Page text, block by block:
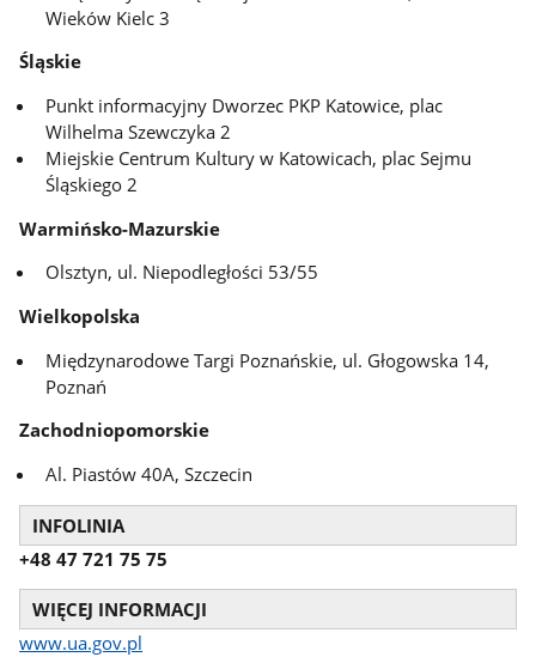
Wieków Kielc 3
Śląskie
Punkt informacyjny Dworzec PKP Katowice, plac
Wilhelma Szewczyka 2
Miejskie Centrum Kultury w Katowicach, plac Sejmu
Śląskiego 2
Warmińsko-Mazurskie
Olsztyn, ul. Niepodległości 53/55
Wielkopolska
Międzynarodowe Targi Poznańskie, ul. Głogowska 14,
Poznań
Zachodniopomorskie
Al. Piastów 40A, Szczecin
INFOLINIA
+48 47 721 75 75
WIĘCEJ INFORMACJI
www.ua.gov.pl